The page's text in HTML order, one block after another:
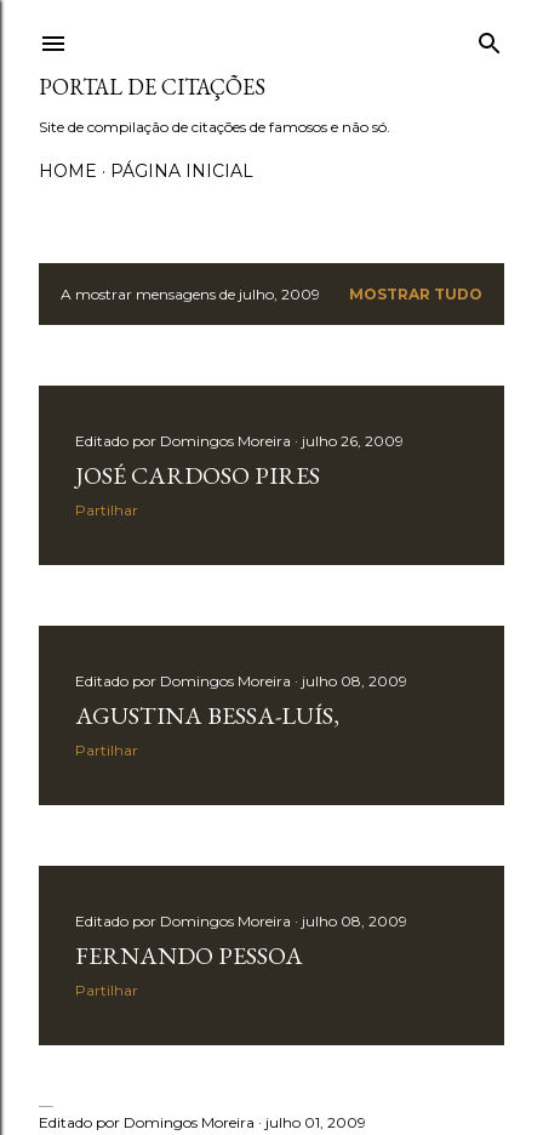
PORTAL DE CITAÇÕES
Site de compilação de citações de famosos e não só.
HOME PÁGINA INICIAL
M
g
A mostrar mensagens de julho, 2009 MOSTRAR TUDO
Editado por Domingos Moreira julho 26, 2009
JOSÉ CARDOSO PIRES
Partilhar
Editado por Domingos Moreira julho 08, 2009
AGUSTINA BESSA-LUÍS,
Partilhar
Editado por Domingos Moreira julho 08, 2009
FERNANDO PESSOA
Partilhar
Editado por Domingos Moreira julho 01, 2009